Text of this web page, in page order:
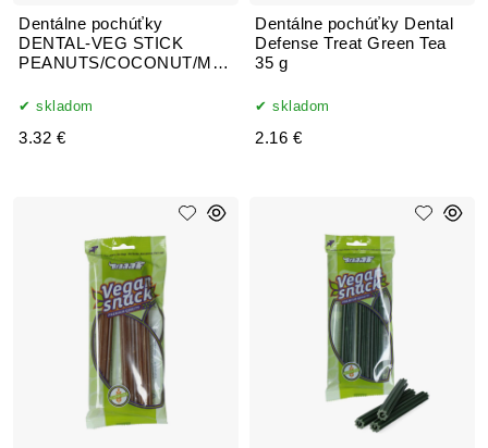
Dentálne pochúťky
DENTAL-VEG STICK
PEANUTS/COCONUT/MIN
skladom
3.32 €
Dentálne pochúťky Dental
Defense Treat Green Tea
35 g
skladom
2.16 €